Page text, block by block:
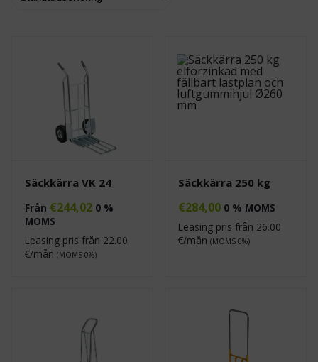
Säckkärra VK 24
Från €244,02 0 %
MOMS
Leasing pris från 22.00
€/mån (MOMS 0%)
Säckkärra 250 kg
€284,00 0 % MOMS
Leasing pris från 26.00
€/mån (MOMS 0%)